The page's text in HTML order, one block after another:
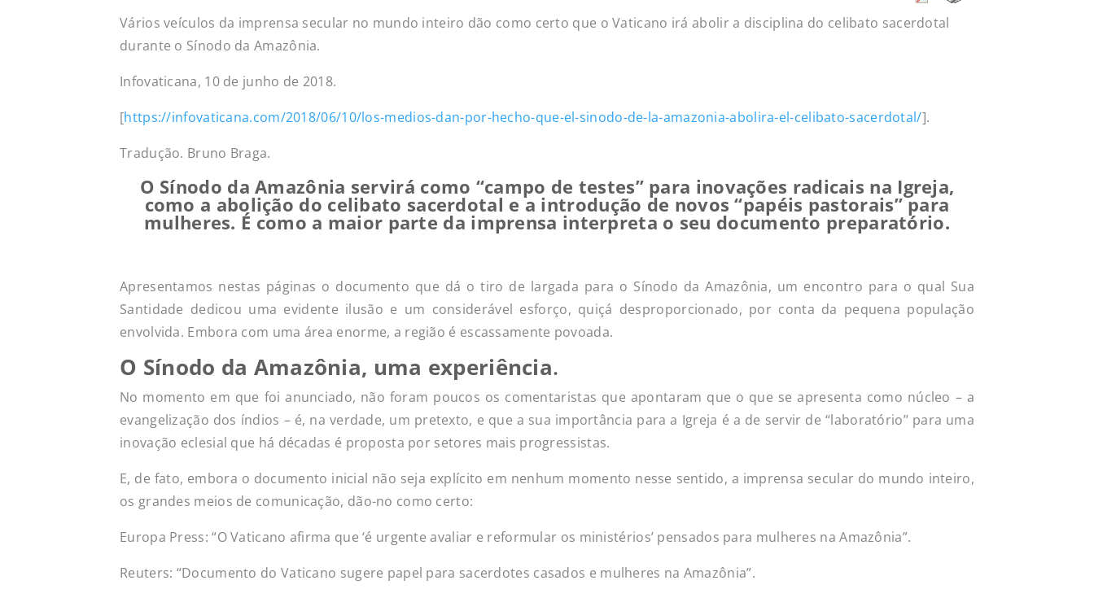
Vários veículos da imprensa secular no mundo inteiro dão como certo que o Vaticano irá abolir a disciplina do celibato sacerdotal
durante o Sínodo da Amazônia.
Infovaticana, 10 de junho de 2018.
[https://infovaticana.com/2018/06/10/los-medios-dan-por-hecho-que-el-sinodo-de-la-amazonia-abolira-el-celibato-sacerdotal/].
Tradução. Bruno Braga.
O Sínodo da Amazônia servirá como “campo de testes” para inovações radicais na Igreja,
como a abolição do celibato sacerdotal e a introdução de novos “papéis pastorais” para
mulheres. É como a maior parte da imprensa interpreta o seu documento preparatório.
Apresentamos nestas páginas o documento que dá o tiro de largada para o Sínodo da Amazônia, um encontro para o qual Sua
Santidade dedicou uma evidente ilusão e um considerável esforço, quiçá desproporcionado, por conta da pequena população
envolvida. Embora com uma área enorme, a região é escassamente povoada.
O Sínodo da Amazônia, uma experiência.
No momento em que foi anunciado, não foram poucos os comentaristas que apontaram que o que se apresenta como núcleo – a
evangelização dos índios – é, na verdade, um pretexto, e que a sua importância para a Igreja é a de servir de “laboratório” para uma
inovação eclesial que há décadas é proposta por setores mais progressistas.
E, de fato, embora o documento inicial não seja explícito em nenhum momento nesse sentido, a imprensa secular do mundo inteiro,
os grandes meios de comunicação, dão-no como certo:
Europa Press: “O Vaticano afirma que ‘é urgente avaliar e reformular os ministérios’ pensados para mulheres na Amazônia”.
Reuters: “Documento do Vaticano sugere papel para sacerdotes casados e mulheres na Amazônia”.